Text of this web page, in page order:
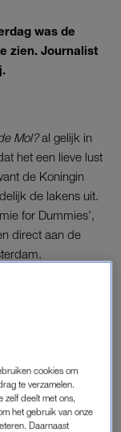
was de
zien. Journalist
Mol?al gelijk in
het een lieve lust
de Koningin
de lakens uit.
for Dummies’,
direct aan de
bondig te zijn,
überhaupt bij
ga, zal ik ze ook
Dat zal
je, Ellie!
cookies om
te verzamelen.
zelf deelt met ons,
het gebruik van onze
Daarnaast